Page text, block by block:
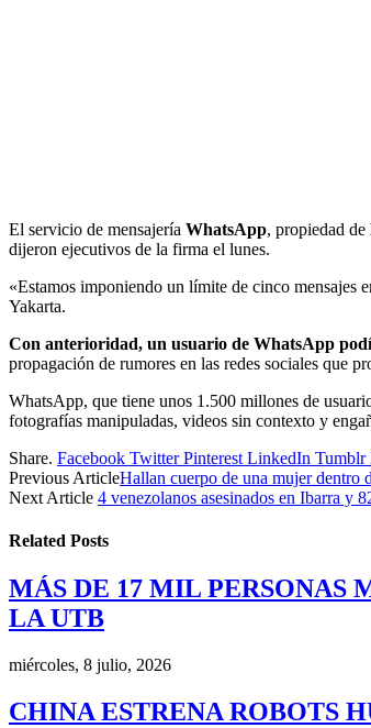
El servicio de mensajería WhatsApp, propiedad de
dijeron ejecutivos de la firma el lunes.
«Estamos imponiendo un límite de cinco
Yakarta.
Con anterioridad, un usuario de WhatsApp
propagación de rumores en las redes sociales que
WhatsApp, que tiene unos 1.500 millones de
fotografías manipuladas, videos sin contexto y
Share. Facebook Twitter Pinterest LinkedIn Tumblr
Previous ArticleHallan cuerpo de una mujer dentro
Next Article 4 venezolanos asesinados en Ibarra y
Related Posts
MÁS DE 17 MIL PERSONAS
LA UTB
miércoles, 8 julio, 2026
CHINA ESTRENA ROBOTS